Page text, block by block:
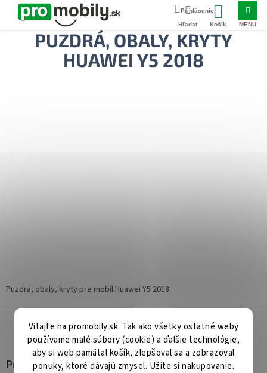
Vitajte na promobily.sk. Tak ako všetky ostatné weby
používame malé súbory (cookie) a ďalšie technológie,
aby si web pamätal košík, zlepšoval sa a zobrazoval
ponuky, ktoré dávajú zmysel. Užite si nakupovanie.
Prejsť
NÁKUPNÝ
KOŠÍK
Domov OBALY A KRYTY HUAWEI Huawei Y5 2018
PUZDRÁ, OBALY, KRYTY
HUAWEI Y5 2018
Puzdrá, obaly, kryty pre mobil Huawei Y5 2018.
Prihlásenie